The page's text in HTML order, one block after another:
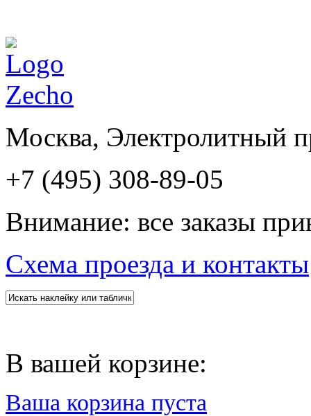
Москва, Электролитный
+7 (495) 308-89-05
Внимание: все заказы
Схема проезда и контакты
В вашей корзине:
Ваша корзина пуста